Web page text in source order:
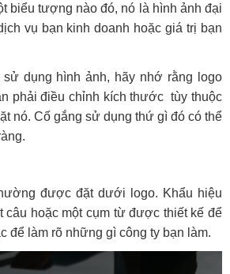
biểu tượng nào đó, nó là hình ảnh đại
vụ bạn kinh doanh hoặc giá trị bạn
sử dụng hình ảnh, hãy nhớ rằng logo
phải điều chỉnh kích thước tùy thuộc
nó. Cố gắng sử dụng thứ gì đó có thể
được đặt dưới logo. Khẩu hiệu
câu hoặc một cụm từ được thiết kế để
để làm rõ những gì công ty bạn làm.